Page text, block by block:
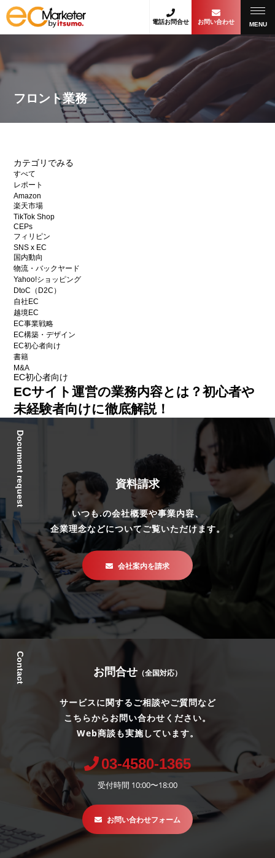
電話お問合せ お問い合わせ MENU
フロント業務
カテゴリでみる
すべて
レポート
Amazon
楽天市場
TikTok Shop
CEPs
フィリピン
SNS x EC
国内動向
物流・バックヤード
Yahoo!ショッピング
DtoC（D2C）
自社EC
越境EC
EC事業戦略
EC構築・デザイン
EC初心者向け
書籍
M&A
EC初心者向け
ECサイト運営の業務内容とは？初心者や
未経験者向けに徹底解説！
Document request 資料請求
いつも.の会社概要や事業内容、
企業理念などについてご覧いただけます。
会社案内を請求
Contact お問合せ （全国対応）
サービスに関するご相談やご質問など
こちらからお問い合わせください。
Web商談も実施しています。
03-4580-1365
受付時間 10:00〜18:00
お問い合わせフォーム